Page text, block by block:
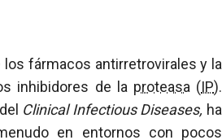
fármacos antirretrovirales y la
inhibidores de la proteasa (IP).
Clinical Infectious Diseases, ha
en entornos con pocos